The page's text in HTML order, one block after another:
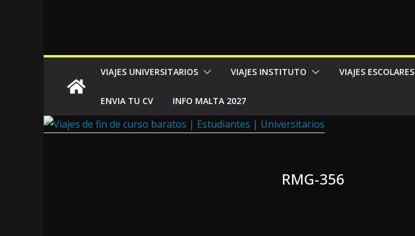
VIAJES UNIVERSITARIOS VIAJES INSTITUTO VIAJES ESCOLARES
ENVIA TU CV INFO MALTA 2027
RMG-356